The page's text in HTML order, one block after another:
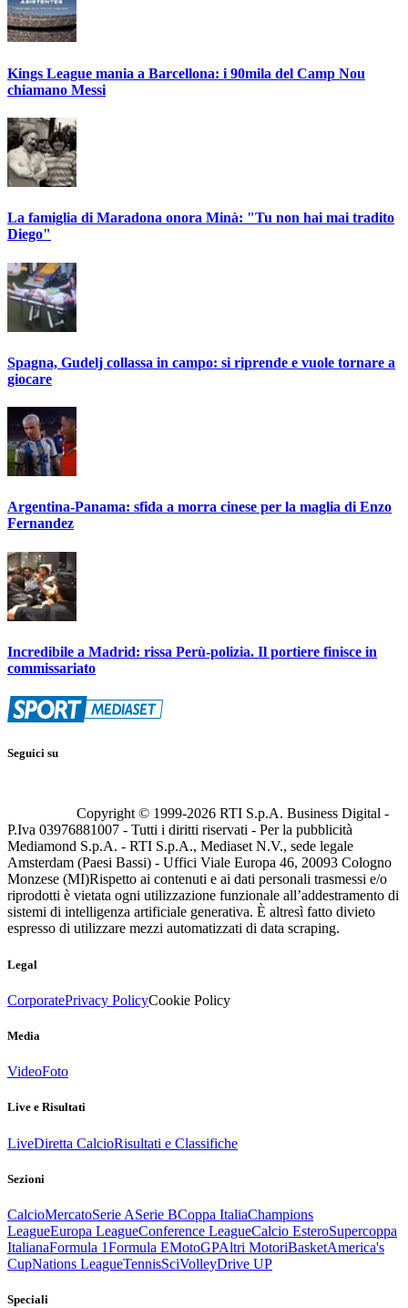
Kings League mania a Barcellona: i 90mila del Camp Nou
chiamano Messi
La famiglia di Maradona onora Minà: "Tu non hai mai tradito
Diego"
Spagna, Gudelj collassa in campo: si riprende e vuole tornare a
giocare
Argentina-Panama: sfida a morra cinese per la maglia di Enzo
Fernandez
Incredibile a Madrid: rissa Perù-polizia. Il portiere finisce in
commissariato
Seguici su
Copyright © 1999-2026 RTI S.p.A. Business Digital -
P.Iva 03976881007 - Tutti i diritti riservati - Per la pubblicità
Mediamond S.p.A. - RTI S.p.A., Mediaset N.V., sede legale
Amsterdam (Paesi Bassi) - Uffici Viale Europa 46, 20093 Cologno
Monzese (MI)Rispetto ai contenuti e ai dati personali trasmessi e/o
riprodotti è vietata ogni utilizzazione funzionale all’addestramento di
sistemi di intelligenza artificiale generativa. È altresì fatto divieto
espresso di utilizzare mezzi automatizzati di data scraping.
Legal
CorporatePrivacy PolicyCookie Policy
Media
VideoFoto
Live e Risultati
LiveDiretta CalcioRisultati e Classifiche
Sezioni
CalcioMercatoSerie ASerie BCoppa ItaliaChampions
LeagueEuropa LeagueConference LeagueCalcio EsteroSupercoppa
ItalianaFormula 1Formula EMotoGPAltri MotoriBasketAmerica's
CupNations LeagueTennisSciVolleyDrive UP
Speciali